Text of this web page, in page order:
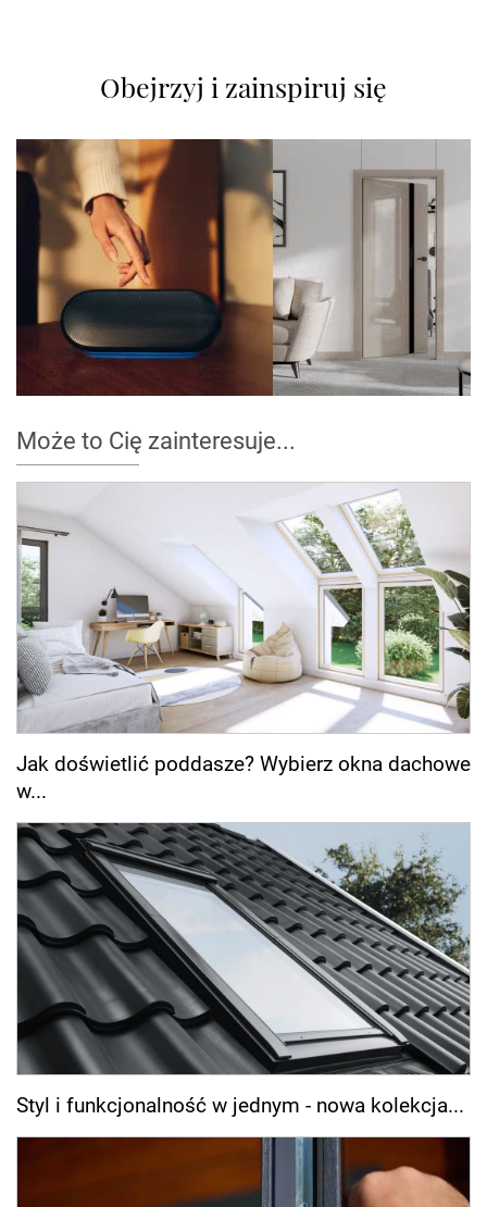
Obejrzyj i zainspiruj się
Może to Cię zainteresuje...
Jak doświetlić poddasze? Wybierz okna dachowe
w...
Styl i funkcjonalność w jednym - nowa kolekcja...